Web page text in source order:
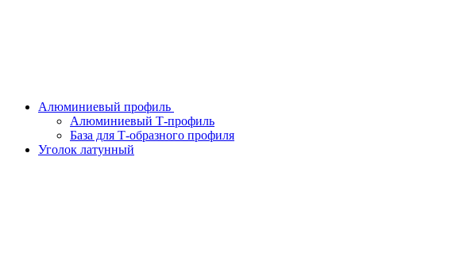
Алюминиевый профиль
Алюминиевый Т-профиль
База для Т-образного профиля
Уголок латунный